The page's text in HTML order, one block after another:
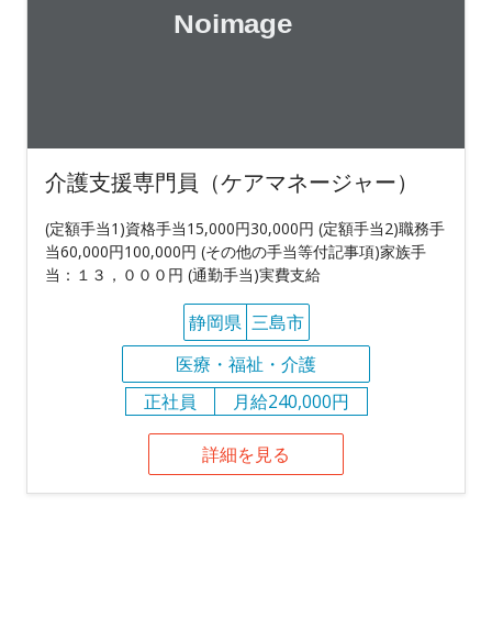
介護支援専門員（ケアマネージャー）
(定額手当1)資格手当15,000円30,000円 (定額手当2)職務手
当60,000円100,000円 (その他の手当等付記事項)家族手
当：１３，０００円 (通勤手当)実費支給
静岡県 三島市
医療・福祉・介護
正社員
月給240,000円
詳細を見る